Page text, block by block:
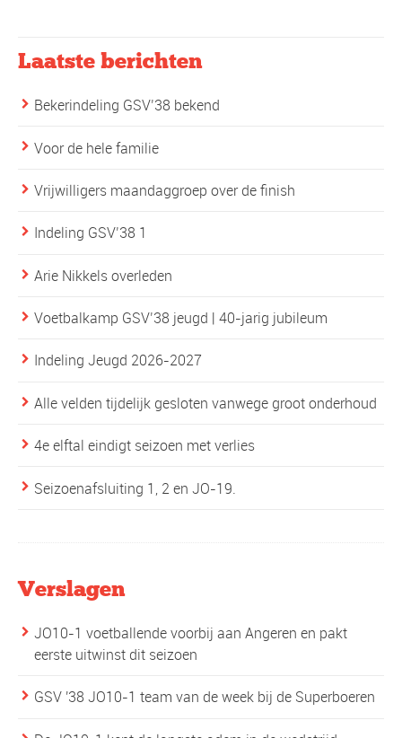
Laatste berichten
Bekerindeling GSV’38 bekend
Voor de hele familie
Vrijwilligers maandaggroep over de finish
Indeling GSV’38 1
Arie Nikkels overleden
Voetbalkamp GSV’38 jeugd | 40-jarig jubileum
Indeling Jeugd 2026-2027
Alle velden tijdelijk gesloten vanwege groot onderhoud
4e elftal eindigt seizoen met verlies
Seizoenafsluiting 1, 2 en JO-19.
Verslagen
JO10-1 voetballende voorbij aan Angeren en pakt
eerste uitwinst dit seizoen
GSV '38 JO10-1 team van de week bij de Superboeren